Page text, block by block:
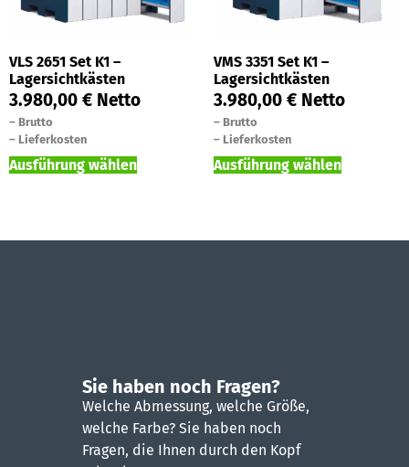
VLS 2651 Set K1 –
Lagersichtkästen
3.980,00 € Netto
– Brutto
– Lieferkosten
Ausführung wählen
VMS 3351 Set K1 –
Lagersichtkästen
3.980,00 € Netto
– Brutto
– Lieferkosten
Ausführung wählen
Sie haben noch Fragen?
Welche Abmessung, welche Größe,
welche Farbe? Sie haben noch
Fragen, die Ihnen durch den Kopf